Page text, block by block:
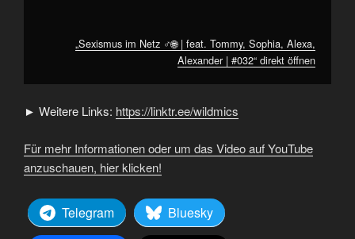
„Sexismus im Netz ♂️🌐 | feat. Tommy, Sophia, Alexa,
Alexander | #032“ direkt öffnen
► Weitere Links: https://linktr.ee/wildmics
Für mehr Informationen oder um das Video auf YouTube
anzuschauen, hier klicken!
Telegram
Bluesky